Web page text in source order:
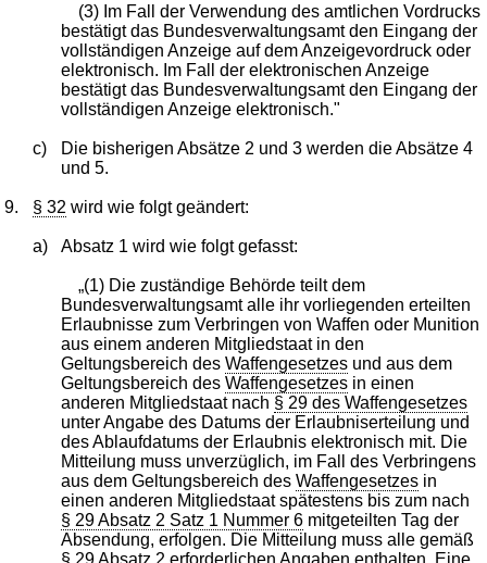
(3) Im Fall der Verwendung des amtlichen Vordrucks
bestätigt das Bundesverwaltungsamt den Eingang der
vollständigen Anzeige auf dem Anzeigevordruck oder
elektronisch. Im Fall der elektronischen Anzeige
bestätigt das Bundesverwaltungsamt den Eingang der
vollständigen Anzeige elektronisch."
c)
Die bisherigen Absätze 2 und 3 werden die Absätze 4
und 5.
9. § 32 wird wie folgt geändert:
a) Absatz 1 wird wie folgt gefasst:
„(1) Die zuständige Behörde teilt dem
Bundesverwaltungsamt alle ihr vorliegenden erteilten
Erlaubnisse zum Verbringen von Waffen oder Munition
aus einem anderen Mitgliedstaat in den
Geltungsbereich des Waffengesetzesund aus dem
Geltungsbereich des Waffengesetzesin einen
anderen Mitgliedstaat nach § 29 des Waffengesetzes
unter Angabe des Datums der Erlaubniserteilung und
des Ablaufdatums der Erlaubnis elektronisch mit. Die
Mitteilung muss unverzüglich, im Fall des Verbringens
aus dem Geltungsbereich des Waffengesetzesin
einen anderen Mitgliedstaat spätestens bis zum nach
§ 29 Absatz 2 Satz 1 Nummer 6mitgeteilten Tag der
Absendung, erfolgen. Die Mitteilung muss alle gemäß
§ 29 Absatz 2 erforderlichen Angaben enthalten. Eine